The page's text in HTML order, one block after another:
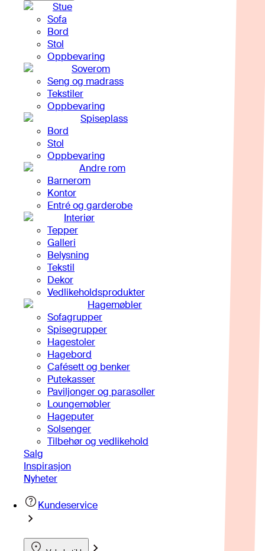
Stue
Sofa
Bord
Stol
Oppbevaring
Soverom
Seng og madrass
Tekstiler
Oppbevaring
Spiseplass
Bord
Stol
Oppbevaring
Andre rom
Barnerom
Kontor
Entré og garderobe
Interiør
Tepper
Galleri
Belysning
Tekstil
Dekor
Vedlikeholdsprodukter
Hagemøbler
Sofagrupper
Spisegrupper
Hagestoler
Hagebord
Cafésett og benker
Putekasser
Paviljonger og parasoller
Loungemøbler
Hageputer
Solsenger
Tilbehør og vedlikehold
Salg
Inspirasjon
Nyheter
Kundeservice